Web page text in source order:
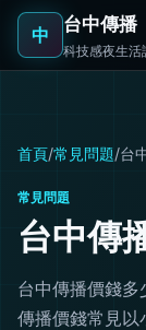
中 台中傳播
科技感夜生活
首頁/常見問題/台
常見問題
台中傳
台中傳播價錢
傳播價錢常見以